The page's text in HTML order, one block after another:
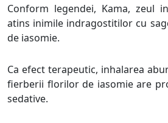
Conform legendei, Kama, zeul
atins inimile indragostitilor cu
de iasomie.
Ca efect terapeutic, inhalarea
fierberii florilor de iasomie are
sedative.